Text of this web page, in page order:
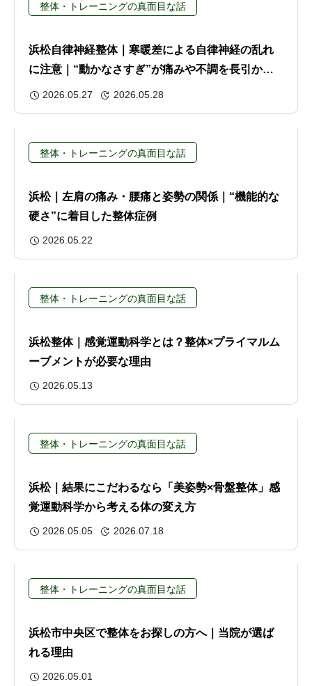
整体・トレーニングの真面目な話
浜松自律神経整体｜寒暖差による自律神経の乱れ
に注意｜“動かなさすぎ”が痛みや不調を長引かせ
る？2026.05.27 2026.05.28
整体・トレーニングの真面目な話
浜松｜左肩の痛み・腰痛と姿勢の関係｜“機能的な
硬さ”に着目した整体症例
2026.05.22
整体・トレーニングの真面目な話
浜松整体｜感覚運動科学とは？整体×プライマルム
ーブメントが必要な理由
2026.05.13
整体・トレーニングの真面目な話
浜松｜結果にこだわるなら「美姿勢×骨盤整体」感
覚運動科学から考える体の変え方
2026.05.05 2026.07.18
整体・トレーニングの真面目な話
浜松市中央区で整体をお探しの方へ｜当院が選ば
れる理由
2026.05.01